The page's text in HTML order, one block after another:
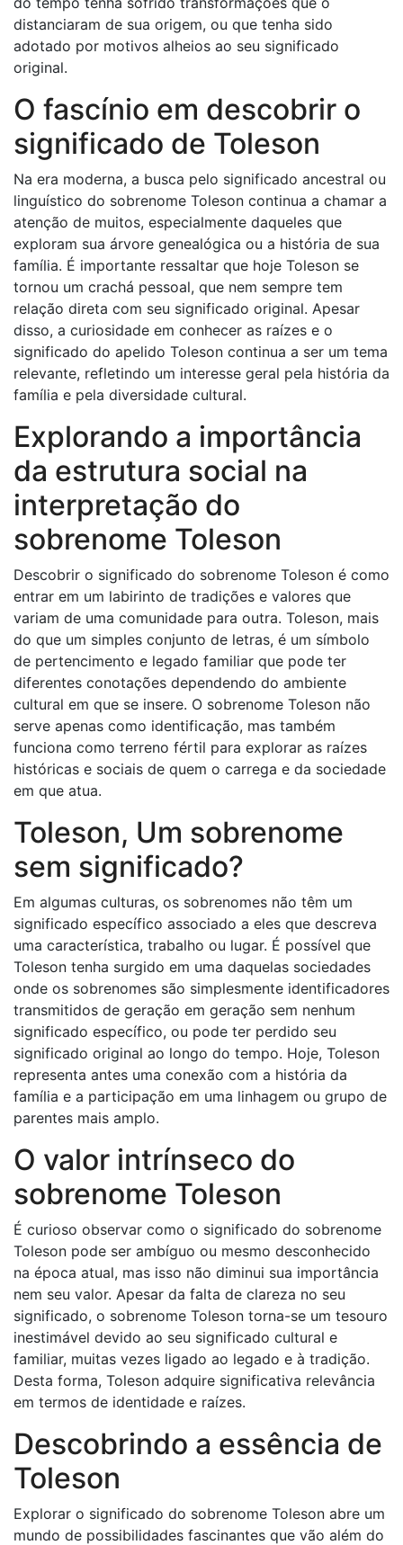
distanciaram de sua origem, ou que tenha sido
adotado por motivos alheios ao seu significado
original.
O fascínio em descobrir o
significado de Toleson
Na era moderna, a busca pelo significado ancestral ou
linguístico do sobrenome Toleson continua a chamar a
atenção de muitos, especialmente daqueles que
exploram sua árvore genealógica ou a história de sua
família. É importante ressaltar que hoje Toleson se
tornou um crachá pessoal, que nem sempre tem
relação direta com seu significado original. Apesar
disso, a curiosidade em conhecer as raízes e o
significado do apelido Toleson continua a ser um tema
relevante, refletindo um interesse geral pela história da
família e pela diversidade cultural.
Explorando a importância
da estrutura social na
interpretação do
sobrenome Toleson
Descobrir o significado do sobrenome Toleson é como
entrar em um labirinto de tradições e valores que
variam de uma comunidade para outra. Toleson, mais
do que um simples conjunto de letras, é um símbolo
de pertencimento e legado familiar que pode ter
diferentes conotações dependendo do ambiente
cultural em que se insere. O sobrenome Toleson não
serve apenas como identificação, mas também
funciona como terreno fértil para explorar as raízes
históricas e sociais de quem o carrega e da sociedade
em que atua.
Toleson, Um sobrenome
sem significado?
Em algumas culturas, os sobrenomes não têm um
significado específico associado a eles que descreva
uma característica, trabalho ou lugar. É possível que
Toleson tenha surgido em uma daquelas sociedades
onde os sobrenomes são simplesmente identificadores
transmitidos de geração em geração sem nenhum
significado específico, ou pode ter perdido seu
significado original ao longo do tempo. Hoje, Toleson
representa antes uma conexão com a história da
família e a participação em uma linhagem ou grupo de
parentes mais amplo.
O valor intrínseco do
sobrenome Toleson
É curioso observar como o significado do sobrenome
Toleson pode ser ambíguo ou mesmo desconhecido
na época atual, mas isso não diminui sua importância
nem seu valor. Apesar da falta de clareza no seu
significado, o sobrenome Toleson torna-se um tesouro
inestimável devido ao seu significado cultural e
familiar, muitas vezes ligado ao legado e à tradição.
Desta forma, Toleson adquire significativa relevância
em termos de identidade e raízes.
Descobrindo a essência de
Toleson
Explorar o significado do sobrenome Toleson abre um
mundo de possibilidades fascinantes que vão além do